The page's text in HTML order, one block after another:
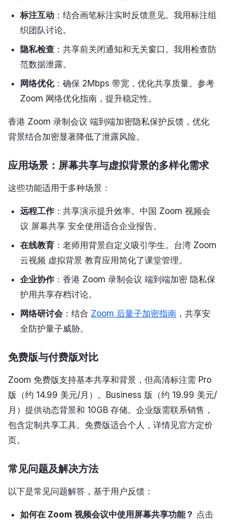
标注互动 ：结合画笔标注实时反馈意见。我用标注组
织团队讨论。
隐私检查 ：共享前关闭通知和无关窗口。我用检查防
范数据泄露。
网络优化：确保 2Mbps 带宽，优化共享质量。参考
Zoom 网络优化指南，提升稳定性。
香港 Zoom 录制会议 端到端加密隐私保护反馈，优化
背景结合加密显著降低了泄露风险。
应用场景：屏幕共享与虚拟背景的多样化需求
这些功能适用于多种场景：
远程工作：共享演示提升效率。中国 Zoom 视频会
议 屏幕共享 安全使用适合企业报告。
在线教育 ：老师用背景自定义吸引学生。台湾 Zoom
云视频 虚拟背景 教育应用简化了课堂管理。
企业协作：香港 Zoom 录制会议 端到端加密 隐私保
护用共享存档讨论。
网络研讨会 ：结合 Zoom 后量子加密指南 ，共享安
全防护量子威胁。
免费版与付费版对比
Zoom 免费版支持基本共享和背景，但高清标注需 Pro
版（约 14.99 美元/月）。Business 版（约 19.99 美元/
月）提供动态背景和 10GB 存储。企业版需联系销售，
包含定制共享工具。免费版适合个人，详情见官方定价
页。
常见问题及解决方法
以下是常见问题解答，基于用户反馈：
如何在 Zoom 视频会议中使用屏幕共享功能？ 点击